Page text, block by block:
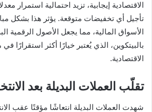
الاقتصادية إيجابية، تزيد احتمالية استمرار
تأجيل أي تخفيضات متوقعة. يؤثر هذا بشكل
الأسواق المالية، مما يجعل الأصول الرقمية
بالبيتكوين، الذي يُعتبر خيارًا أكثر استقرارًا
الاقتصادية.
تقلّب العملات البديلة بعد
شهدت العملات البديلة انتعاشًا مؤقتًا عقب